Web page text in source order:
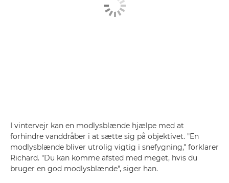
I vintervejr kan en modlysblænde hjælpe med at
forhindre vanddråber i at sætte sig på objektivet. "En
modlysblænde bliver utrolig vigtig i snefygning," forklarer
Richard. "Du kan komme afsted med meget, hvis du
bruger en god modlysblænde", siger han.